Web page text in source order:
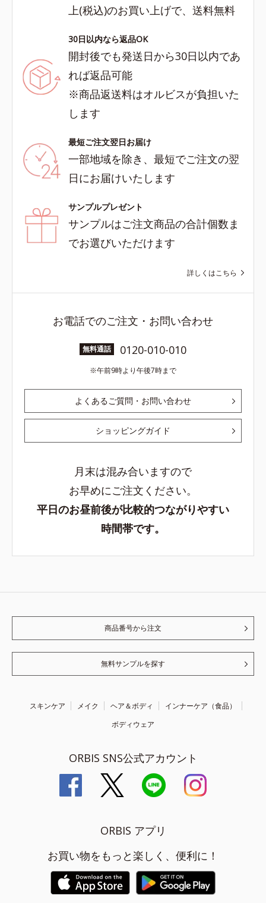
上(税込)のお買い上げで、送料無料
30日以内なら返品OK
開封後でも発送日から30日以内であ
れば返品可能
※商品返送料はオルビスが負担いた
します
最短ご注文翌日お届け
一部地域を除き、最短でご注文の翌
日にお届けいたします
サンプルプレゼント
サンプルはご注文商品の合計個数ま
でお選びいただけます
詳しくはこちら
お電話でのご注文・お問い合わせ
無料通話 0120-010-010
午前9時より午後7時まで
よくあるご質問・お問い合わせ
ショッピングガイド
月末は混み合いますので
お早めにご注文ください。
平日のお昼前後が比較的つながりやすい
時間帯です。
商品番号から注文
無料サンプルを探す
スキンケア メイク ヘア＆ボディ
インナーケア（食品）
ボディウェア
ORBIS SNS公式アカウント
ORBIS アプリ
お買い物をもっと楽しく、便利に！